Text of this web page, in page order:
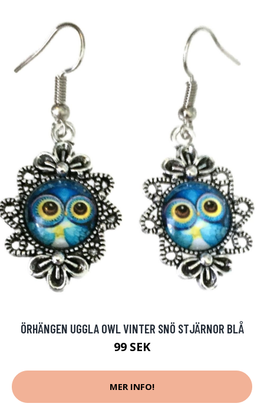
ÖRHÄNGEN UGGLA OWL VINTER SNÖ STJÄRNOR BLÅ
99 SEK
MER INFO!